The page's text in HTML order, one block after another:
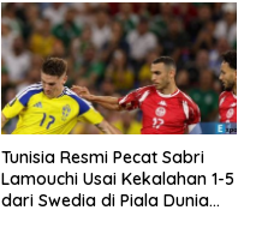
Tunisia Resmi Pecat Sabri
Lamouchi Usai Kekalahan 1-5
dari Swedia di Piala Dunia